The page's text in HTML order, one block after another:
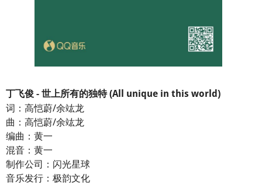
丁飞俊 - 世上所有的独特 (All unique in this world)
词：高恺蔚/余竑龙
曲：高恺蔚/余竑龙
编曲：黄一
混音：黄一
制作公司：闪光星球
音乐发行：极韵文化